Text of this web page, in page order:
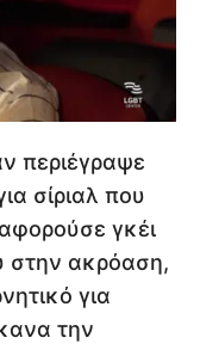
περιέγραψε
σίριαλ που
γκέι
στην ακρόαση,
για
την